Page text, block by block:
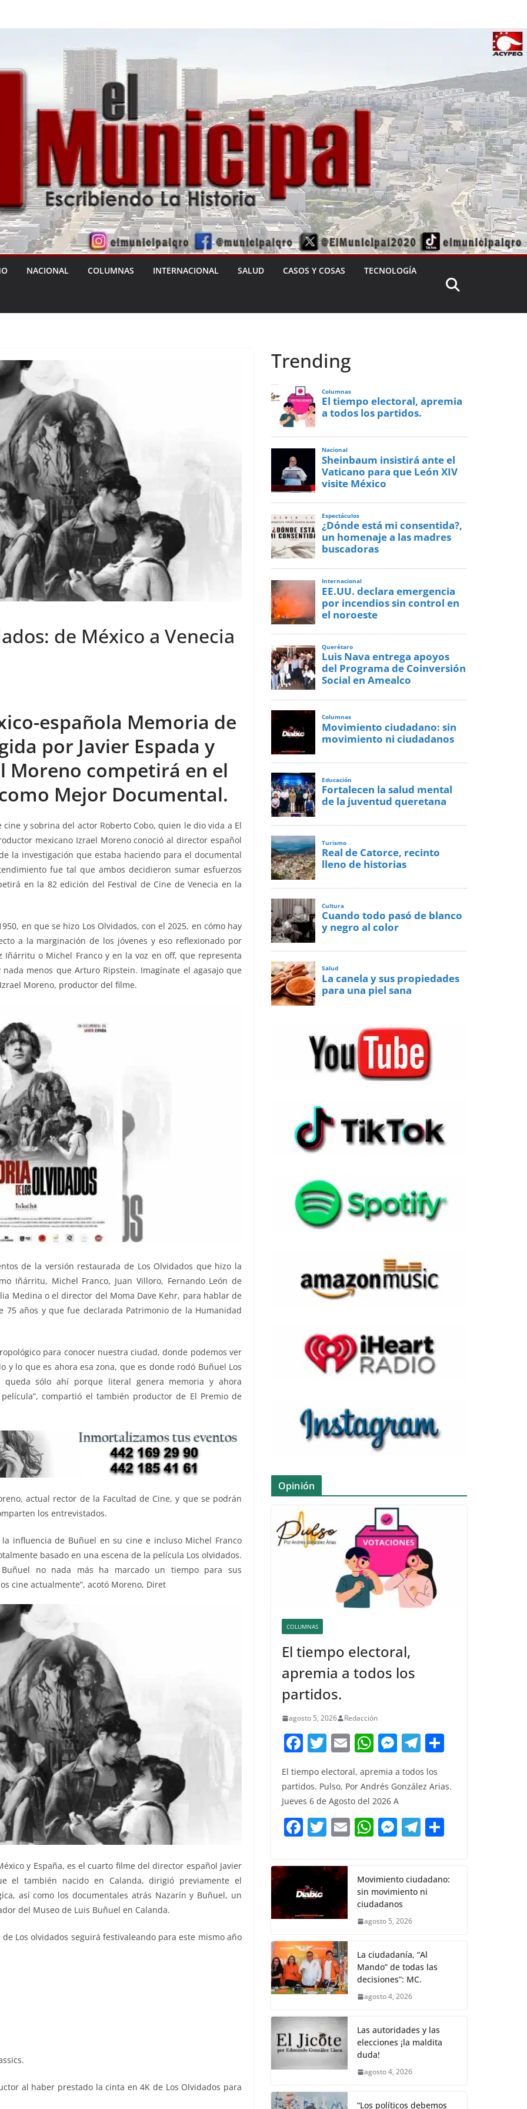
NACIONAL COLUMNAS INTERNACIONAL SALUD CASOS Y COSAS TECNOLOGÍA
de México a Venecia
española Memoria de
por Javier Espada y
Moreno competirá en el
Mejor Documental.
y sobrina del actor Roberto Cobo, quien le dio vida a El
mexicano Izrael Moreno conoció al director español
la investigación que estaba haciendo para el documental
fue tal que ambos decidieron sumar esfuerzos
en la 82 edición del Festival de Cine de Venecia en la
en que se hizo Los Olvidados, con el 2025, en cómo hay
a la marginación de los jóvenes y eso reflexionado por
Iñárritu o Michel Franco y en la voz en off, que representa
menos que Arturo Ripstein. Imagínate el agasajo que
Moreno, productor del filme.
de la versión restaurada de Los Olvidados que hizo la
Iñárritu, Michel Franco, Juan Villoro, Fernando León de
Medina o el director del Moma Dave Kehr, para hablar de
años y que fue declarada Patrimonio de la Humanidad
para conocer nuestra ciudad, donde podemos ver
y lo que es ahora esa zona, que es donde rodó Buñuel Los
sólo ahí porque literal genera memoria y ahora
compartió el también productor de El Premio de
actual rector de la Facultad de Cine, y que se podrán
los entrevistados.
influencia de Buñuel en su cine e incluso Michel Franco
basado en una escena de la película Los olvidados.
no nada más ha marcado un tiempo para sus
cine actualmente”, acotó Moreno, Diret
y España, es el cuarto filme del director español Javier
el también nacido en Calanda, dirigió previamente el
así como los documentales atrás Nazarín y Buñuel, un
del Museo de Luis Buñuel en Calanda.
Los olvidados seguirá festivaleando para este mismo año
al haber prestado la cinta en 4K de Los Olvidados para
Trending
Opinión
COLUMNAS
El tiempo electoral,
apremia a todos los
partidos.
agosto 5, 2026 Redacción
F
c
e
b
o
k
T
w
itt
er
E
m
ai
l
W
at
s
A
p
M
ss
e
n
g
T
el
e
a
m
m
El tiempo electoral, apremia a todos los
partidos. Pulso, Por Andrés González Arias.
Jueves 6 de Agosto del 2026 A
F
c
e
b
o
o
k
T
itt
er
E W
s
A
p
M
e
n
g
T
gr
a
p
Movimiento ciudadano:
sin movimiento ni
ciudadanos
agosto 5, 2026
La ciudadanía, “Al
Mando” de todas las
decisiones”: MC.
agosto 4, 2026
Las autoridades y las
elecciones ¡la maldita
duda!
agosto 4, 2026
“Los políticos debemos